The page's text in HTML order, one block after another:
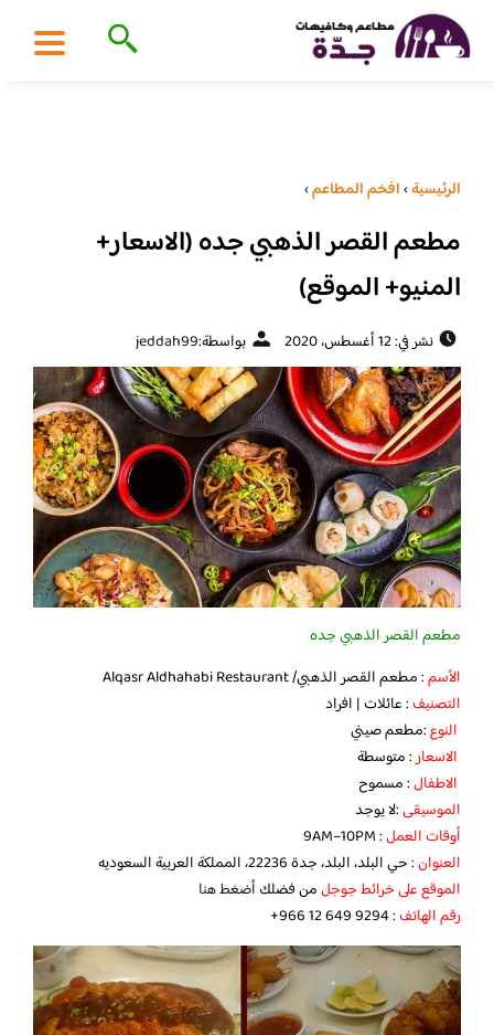
الرئيسية›افخم المطاعم›
مطعم القصر الذهبي جده (الاسعار+
المنيو+ الموقع)
نشر في: 12 أغسطس، 2020 بواسطة:jeddah99
مطعم القصر الذهبي جده
الأسم: مطعم القصر الذهبي/ Alqasr Aldhahabi Restaurant
التصنيف: عائلات | افراد
النوع:مطعم صيني
الاسعار: متوسطة
الاطفال: مسموح
الموسيقى:لا يوجد
أوقات العمل: 9AM–10PM
العنوان: حي البلد، البلد، جدة 22236، المملكة العربية السعوديه
الموقع على خرائط جوجلمن فضلك أضغط هنا
رقم الهاتف: ‪‏‪‏‪+966 12 649 9294‬‏